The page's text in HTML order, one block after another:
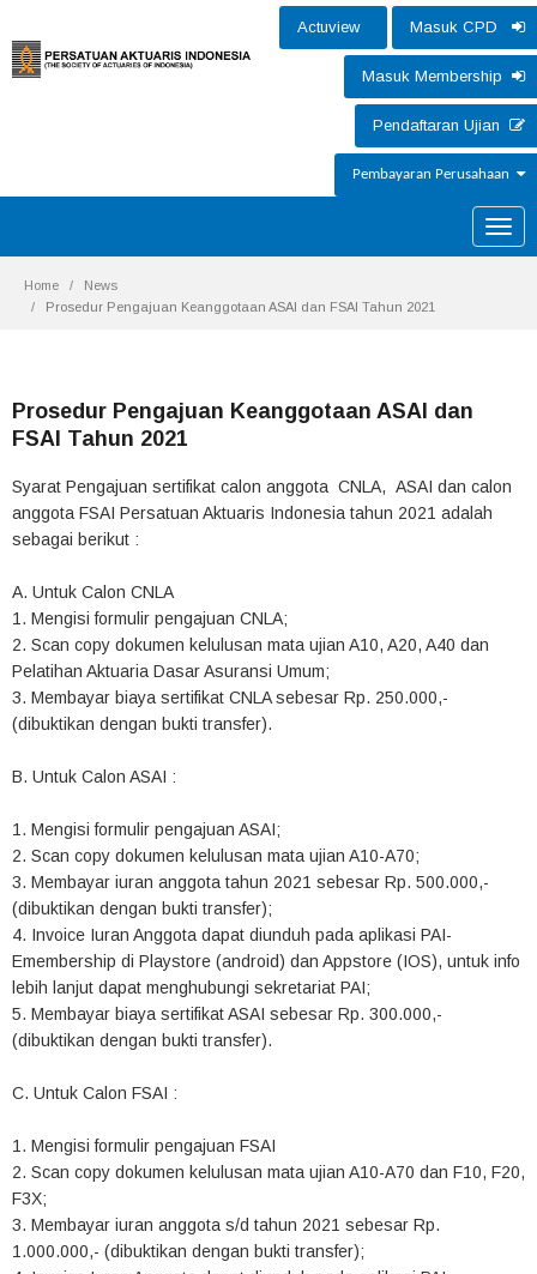
Actuview Masuk CPD
Masuk Membership
Pendaftaran Ujian
Pembayaran Perusahaan
Toggle
Home
News
Prosedur Pengajuan Keanggotaan ASAI dan FSAI Tahun 2021
Prosedur Pengajuan Keanggotaan ASAI dan
FSAI Tahun 2021
Syarat Pengajuan sertifikat calon anggota CNLA, ASAI dan calon
anggota FSAI Persatuan Aktuaris Indonesia tahun 2021 adalah
sebagai berikut :
A. Untuk Calon CNLA
1. Mengisi formulir pengajuan CNLA;
2. Scan copy dokumen kelulusan mata ujian A10, A20, A40 dan
Pelatihan Aktuaria Dasar Asuransi Umum;
3. Membayar biaya sertifikat CNLA sebesar Rp. 250.000,-
(dibuktikan dengan bukti transfer).
B. Untuk Calon ASAI :
1. Mengisi formulir pengajuan ASAI;
2. Scan copy dokumen kelulusan mata ujian A10-A70;
3. Membayar iuran anggota tahun 2021 sebesar Rp. 500.000,-
(dibuktikan dengan bukti transfer);
4. Invoice Iuran Anggota dapat diunduh pada aplikasi PAI-
Emembership di Playstore (android) dan Appstore (IOS), untuk info
lebih lanjut dapat menghubungi sekretariat PAI;
5. Membayar biaya sertifikat ASAI sebesar Rp. 300.000,-
(dibuktikan dengan bukti transfer).
C. Untuk Calon FSAI :
1. Mengisi formulir pengajuan FSAI
2. Scan copy dokumen kelulusan mata ujian A10-A70 dan F10, F20,
F3X;
3. Membayar iuran anggota s/d tahun 2021 sebesar Rp.
1.000.000,- (dibuktikan dengan bukti transfer);